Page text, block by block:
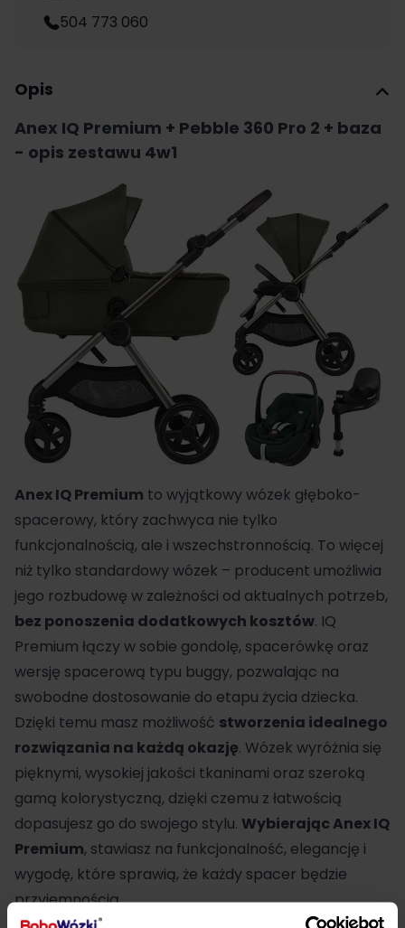
504 773 060
Opis
Anex IQ Premium + Pebble 360 Pro 2 + baza
- opis zestawu 4w1
AnexIQ Premium to wyjątkowywózek głęboko-
spacerowy, który zachwyca nie tylko
funkcjonalnością, ale i wszechstronnością. To więcej
niż tylko standardowywózek – producent umożliwia
jego rozbudowę w zależności od aktualnych potrzeb,
bez ponoszenia dodatkowych kosztów. IQ
Premium łączy w sobie gondolę, spacerówkę oraz
wersję spacerową typu buggy, pozwalając na
swobodne dostosowanie do etapu życia dziecka.
Dzięki temu masz możliwość stworzenia idealnego
rozwiązania na każdą okazję. Wózek wyróżnia się
pięknymi, wysokiej jakości tkaninami oraz szeroką
gamą kolorystyczną, dzięki czemu z łatwością
dopasujesz go do swojego stylu. Wybierając Anex IQ
Premium, stawiasz na funkcjonalność, elegancję i
wygodę, które sprawią, że każdy spacer będzie
przyjemnością.